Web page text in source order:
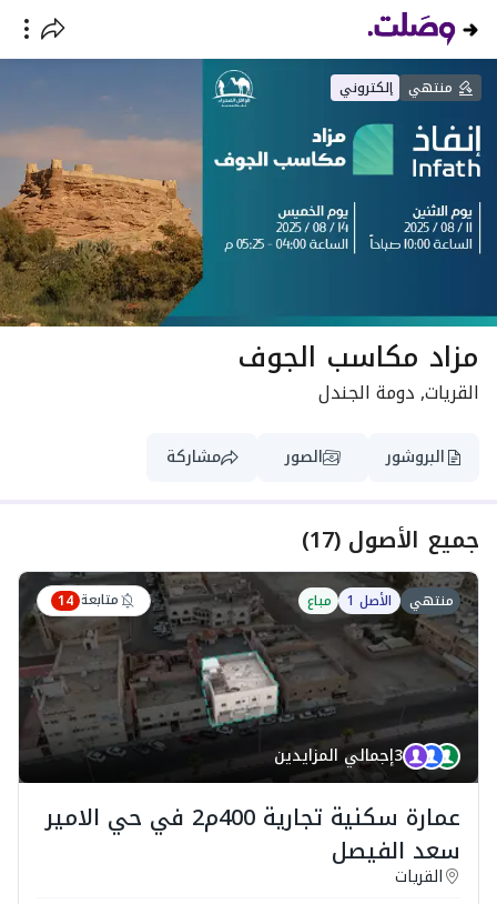
منتهي إلكتروني
مزاد مكاسب الجوف
القريات, دومة الجندل
البروشور الصور مشاركة
جميع الأصول (
17
)
منتهي الأصل 1 مباع متابعة 14
3إجمالي المزايدين
عمارة سكنية تجارية 400م2 في حي الامير
سعد الفيصل
القريات